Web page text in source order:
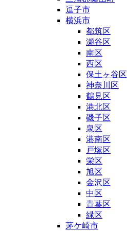
逗子市
横浜市
都筑区
瀬谷区
南区
西区
保土ヶ谷区
神奈川区
鶴見区
港北区
磯子区
泉区
港南区
戸塚区
栄区
旭区
金沢区
中区
青葉区
緑区
茅ケ崎市